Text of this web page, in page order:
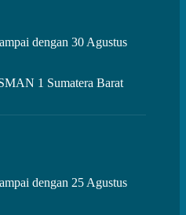
dengan 30 Agustus
1 Sumatera Barat
dengan 25 Agustus